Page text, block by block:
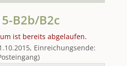
B2b/B2c
ist bereits abgelaufen.
Einreichungsende: